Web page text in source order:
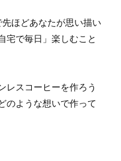
ほどあなたが思い描い
宅で毎日」楽しむこと
レスコーヒーを作ろう
のような想いで作って